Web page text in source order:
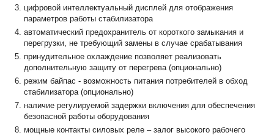
цифровой интеллектуальный дисплей для отображения
параметров работы стабилизатора
автоматический предохранитель от короткого замыкания и
перегрузки, не требующий замены в случае срабатывания
принудительное охлаждение позволяет реализовать
дополнительную защиту от перегрева (опционально)
режим байпас - возможность питания потребителей в обход
стабилизатора (опционально)
наличие регулируемой задержки включения для обеспечения
безопасной работы оборудования
мощные контакты силовых реле – залог высокого рабочего